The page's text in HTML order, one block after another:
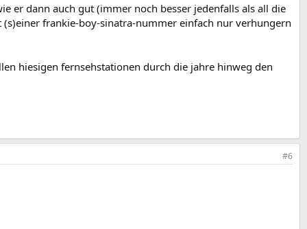
er dann auch gut (immer noch besser jedenfalls als all die
frankie-boy-sinatra-nummer einfach nur verhungern
hiesigen fernsehstationen durch die jahre hinweg den
#6